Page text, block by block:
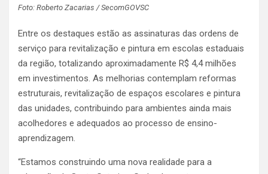
Foto: Roberto Zacarias / SecomGOVSC
Entre os destaques estão as assinaturas das ordens de
serviço para revitalização e pintura em escolas estaduais
da região, totalizando aproximadamente R$ 4,4 milhões
em investimentos. As melhorias contemplam reformas
estruturais, revitalização de espaços escolares e pintura
das unidades, contribuindo para ambientes ainda mais
acolhedores e adequados ao processo de ensino-
aprendizagem.
“Estamos construindo uma nova realidade para a